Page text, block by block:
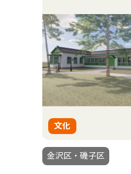
文化
金沢区・磯子区